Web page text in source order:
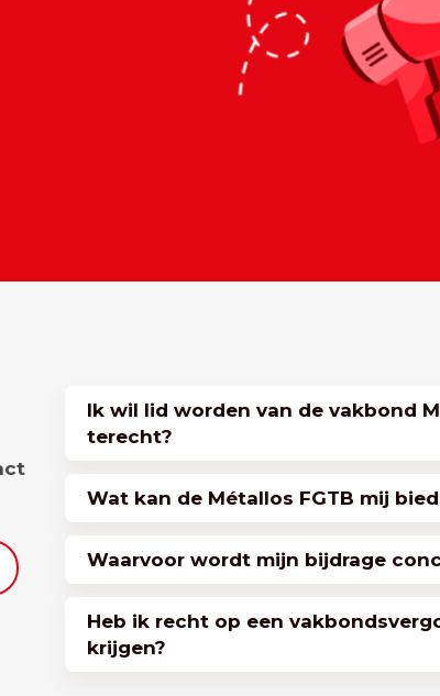
Ik wil lid worden van de vakbond
terecht?
Wat kan de Métallos FGTB mij
Waarvoor wordt mijn bijdrage
Heb ik recht op een
krijgen?